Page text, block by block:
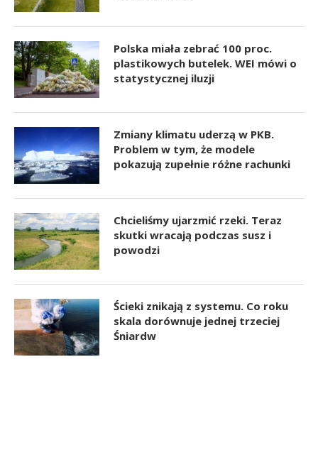
Polska miała zebrać 100 proc.
plastikowych butelek. WEI mówi o
statystycznej iluzji
Zmiany klimatu uderzą w PKB.
Problem w tym, że modele
pokazują zupełnie różne rachunki
Chcieliśmy ujarzmić rzeki. Teraz
skutki wracają podczas susz i
powodzi
Ścieki znikają z systemu. Co roku
skala dorównuje jednej trzeciej
Śniardw